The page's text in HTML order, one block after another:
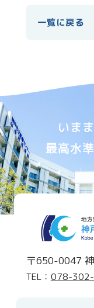
一覧に戻る
いま
最高水
〒650-0047
TEL： 078-